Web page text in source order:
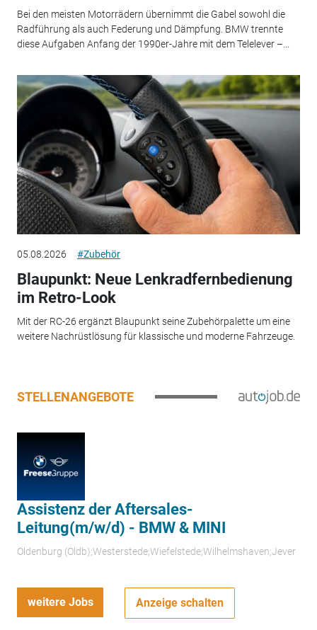
Bei den meisten Motorrädern übernimmt die Gabel sowohl die
Radführung als auch Federung und Dämpfung. BMW trennte
diese Aufgaben Anfang der 1990er-Jahre mit dem Telelever –...
05.08.2026 #Zubehör
Blaupunkt: Neue Lenkradfernbedienung
im Retro-Look
Mit der RC-26 ergänzt Blaupunkt seine Zubehörpalette um eine
weitere Nachrüstlösung für klassische und moderne Fahrzeuge.
STELLENANGEBOTE
Assistenz der Aftersales-
Leitung(m/w/d) - BMW & MINI
Oldenburg (Oldb);Westerstede;Wiefelstede;Wilhelmshaven;Jever
weitere Jobs Anzeige schalten